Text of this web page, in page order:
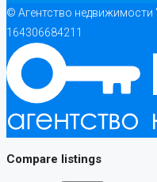
© Агентство
164306684211
Compare listings